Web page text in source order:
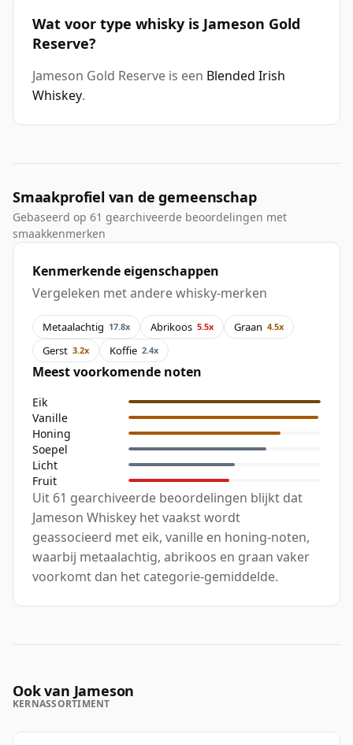
Wat voor type whisky is Jameson Gold
Reserve?
Jameson Gold Reserve is een Blended Irish
Whiskey.
Smaakprofiel van de gemeenschap
Gebaseerd op 61 gearchiveerde beoordelingen met
smaakkenmerken
Kenmerkende eigenschappen
Vergeleken met andere whisky-merken
Metaalachtig 17.8x Abrikoos 5.5x Graan 4.5x
Gerst 3.2x Koffie 2.4x
Meest voorkomende noten
Eik
Vanille
Honing
Soepel
Licht
Fruit
Uit 61 gearchiveerde beoordelingen blijkt dat
Jameson Whiskey het vaakst wordt
geassocieerd met eik, vanille en honing-noten,
waarbij metaalachtig, abrikoos en graan vaker
voorkomt dan het categorie-gemiddelde.
Ook van Jameson
KERNASSORTIMENT